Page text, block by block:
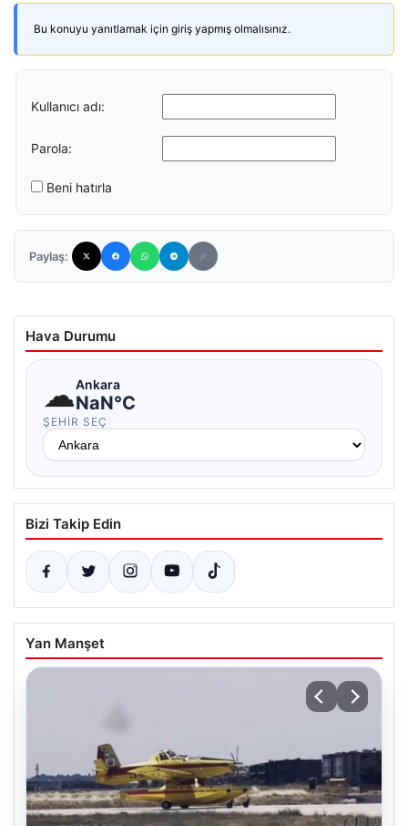
Bu konuyu yanıtlamak için giriş yapmış olmalısınız.
Kullanıcı adı:
Parola:
Beni hatırla
Paylaş:
Hava Durumu
☁Ankara
NaN°C
ŞEHIR SEÇ
Bizi Takip Edin
Yan Manşet